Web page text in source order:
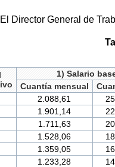
Director General de
1) Salario
Cuantía mensual
2.088,61
1.901,14
1.711,63
1.528,06
1.359,05
1.233,28